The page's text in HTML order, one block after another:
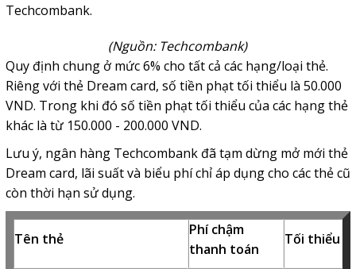
Techcombank.
(Nguồn: Techcombank)
Quy định chung ở mức 6% cho tất cả các hạng/loại thẻ.
Riêng với thẻ Dream card, số tiền phạt tối thiểu là 50.000
VND. Trong khi đó số tiền phạt tối thiểu của các hạng thẻ
khác là từ 150.000 - 200.000 VND.
Lưu ý, ngân hàng Techcombank đã tạm dừng mở mới thẻ
Dream card, lãi suất và biểu phí chỉ áp dụng cho các thẻ cũ
còn thời hạn sử dụng.
Tên thẻ
Phí chậm
thanh toán
Tối thiểu